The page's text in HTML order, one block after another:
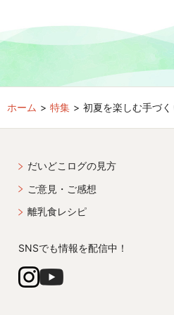
ホーム 特集 初夏を楽しむ手づ
だいどこログの見方
ご意見・ご感想
離乳食レシピ
SNSでも情報を配信中！